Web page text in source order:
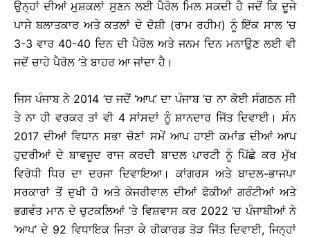
ਉਨ੍ਹਾਂ ਦੀਆਂ ਮੁਸ਼ਕਲਾਂ ਸੁਣਨ ਲਈ ਪੈਰੋਲ ਮਿਲ ਸਕਦੀ ਹੈ ਜਦੋਂ ਕਿ ਦੂਜੇ
ਪਾਸੇ ਬਲਾਤਕਾਰ ਅਤੇ ਕਤਲਾਂ ਦੇ ਦੋਸ਼ੀ (ਰਾਮ ਰਹੀਮ) ਨੂੰ ਇੱਕ ਸਾਲ ’ਚ
3-3 ਵਾਰ 40-40 ਦਿਨ ਦੀ ਪੈਰੋਲ ਅਤੇ ਜਨਮ ਦਿਨ ਮਨਾਉਣ ਲਈ ਵੀ
ਜਦੋਂ ਚਾਹੇ ਪੈਰੋਲ ’ਤੇ ਬਾਹਰ ਆ ਜਾਂਦਾ ਹੈ।
ਜਿਸ ਪੰਜਾਬ ਨੇ 2014 ’ਚ ਜਦੋਂ ‘ਆਪ’ ਦਾ ਪੰਜਾਬ ’ਚ ਨਾ ਕੋਈ ਸੰਗਠਨ ਸੀ
ਤੇ ਨਾ ਹੀ ਵਰਕਰ ਤਾਂ ਵੀ 4 ਸਾਂਸਦਾਂ ਨੂੰ ਸ਼ਾਨਦਾਰ ਜਿੱਤ ਦਿਵਾਈ। ਸੰਨ
2017 ਦੀਆਂ ਵਿਧਾਨ ਸਭਾ ਚੋਣਾਂ ਸਮੇਂ ਆਪ ਹਾਈ ਕਮਾਂਡ ਦੀਆਂ ਆਪ
ਹੁਦਰੀਆਂ ਦੇ ਬਾਵਜੂਦ ਰਾਜ ਕਰਦੀ ਬਾਦਲ ਪਾਰਟੀ ਨੂੰ ਪਿੱਛੇ ਕਰ ਮੁੱਖ
ਵਿਰੋਧੀ ਧਿਰ ਦਾ ਦਰਜਾ ਦਿਵਾਇਆ। ਕਾਂਗਰਸ ਅਤੇ ਬਾਦਲ-ਭਾਜਪਾ
ਸਰਕਾਰਾਂ ਤੋਂ ਦੁਖੀ ਹੋ ਅਤੇ ਕੇਜਰੀਵਾਲ ਦੀਆਂ ਫੋਕੀਆਂ ਗਰੰਟੀਆਂ ਅਤੇ
ਭਗਵੰਤ ਮਾਨ ਦੇ ਚੁਟਕਲਿਆਂ ’ਤੇ ਵਿਸ਼ਵਾਸ ਕਰ 2022 ’ਚ ਪੰਜਾਬੀਆਂ ਨੇ
‘ਆਪ’ ਦੇ 92 ਵਿਧਾਇਕ ਜਿਤਾ ਕੇ ਰੀਕਾਰਡ ਤੋੜ ਜਿੱਤ ਦਿਵਾਈ, ਜਿਨ੍ਹਾਂ